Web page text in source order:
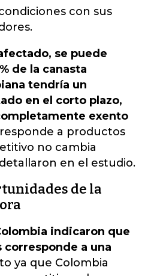
con sus
se puede
de la canasta
tendría un
en el corto plazo,
exento
a productos
no cambia
en el estudio.
de la
indicaron que
corresponde a una
ya que Colombia